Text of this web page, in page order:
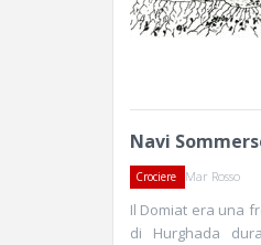
Navi
Crociere Mar Rosso
Il Domiat era una
di Hurghada